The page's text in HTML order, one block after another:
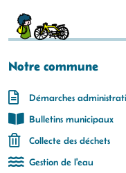
Notre commune
Démarches
Bulletins municipaux
Collecte des déchets
Gestion de l'eau